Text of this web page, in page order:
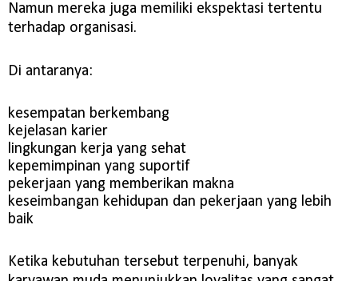
Namun mereka juga memiliki ekspektasi tertentu
terhadap organisasi.
Di antaranya:
kesempatan berkembang
kejelasan karier
lingkungan kerja yang sehat
kepemimpinan yang suportif
pekerjaan yang memberikan makna
keseimbangan kehidupan dan pekerjaan yang lebih
baik
Ketika kebutuhan tersebut terpenuhi, banyak